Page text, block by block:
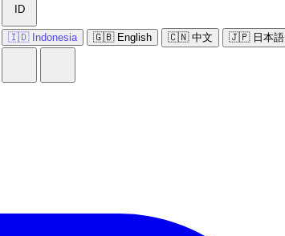
ID
🇮🇩 Indonesia 🇬🇧 English 🇨🇳 中文 🇯🇵 日本語